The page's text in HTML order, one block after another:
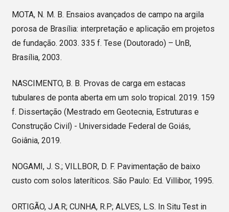
MOTA, N. M. B. Ensaios avançados de campo na argila
porosa de Brasília: interpretação e aplicação em projetos
de fundação. 2003. 335 f. Tese (Doutorado) – UnB,
Brasília, 2003.
NASCIMENTO, B. B. Provas de carga em estacas
tubulares de ponta aberta em um solo tropical. 2019. 159
f. Dissertação (Mestrado em Geotecnia, Estruturas e
Construção Civil) - Universidade Federal de Goiás,
Goiânia, 2019.
NOGAMI, J. S.; VILLBOR, D. F. Pavimentação de baixo
custo com solos lateríticos. São Paulo: Ed. Villibor, 1995.
ORTIGÃO, J.A.R; CUNHA, R.P; ALVES, L.S. In Situ Test in